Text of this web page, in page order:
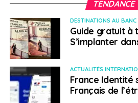
Chambre de commerce
Ambassade de France
Travailler
TENDANCE
DESTINATIONS AU BANC
Guide gratuit à
S’implanter
ACTUALITÉS
France Identité
Français de